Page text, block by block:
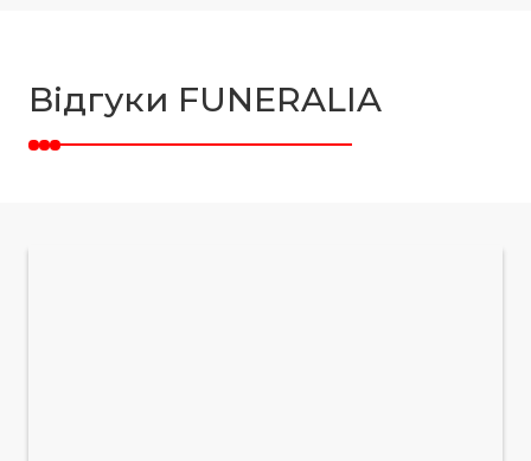
Відгуки FUNERALIA